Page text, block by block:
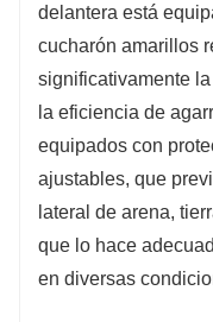
delantera está
cucharón amarillos
significativamente
la eficiencia de
equipados con
ajustables, que
lateral de arena,
que lo hace
en diversas